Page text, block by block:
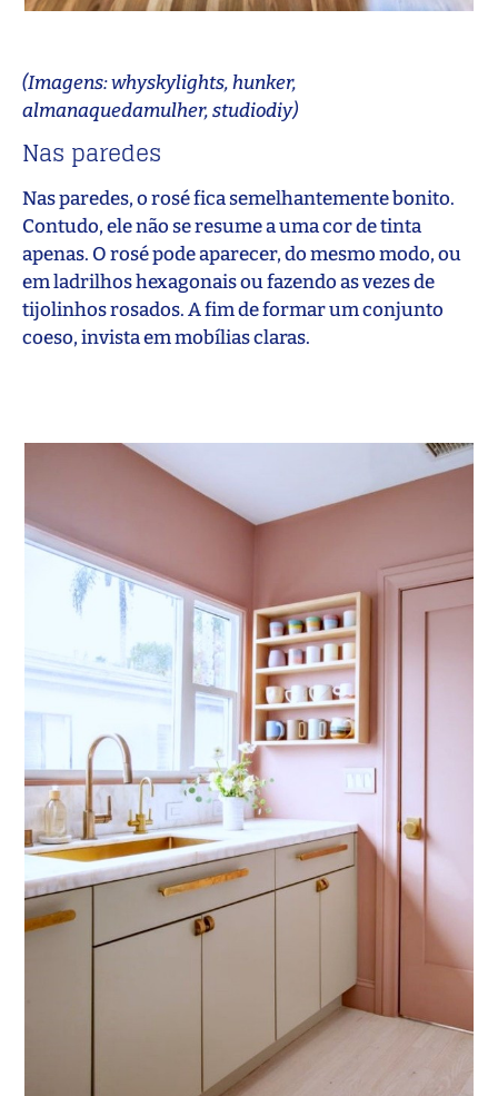
(Imagens: whyskylights, hunker,
almanaquedamulher, studiodiy)
Nas paredes
Nas paredes, o rosé fica semelhantemente bonito.
Contudo, ele não se resume a uma cor de tinta
apenas. O rosé pode aparecer, do mesmo modo, ou
em ladrilhos hexagonais ou fazendo as vezes de
tijolinhos rosados. A fim de formar um conjunto
coeso, invista em mobílias claras.